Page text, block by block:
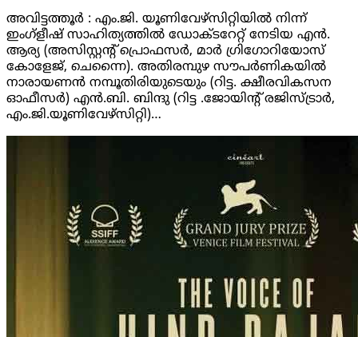
അവിട്ടത്തൂർ : എം.ജി. യൂണിവേഴ്‌സിറ്റിയിൽ നിന്ന്
ഇംഗ്ളീഷ് സാഹിത്യത്തിൽ ഡോക്ടറേറ്റ് നേടിയ എൻ.
ആര്യ (അസിസ്റ്റൻ്റ് പ്രൊഫസർ, മാർ ഗ്രിഗോറിയോസ്
കോളേജ്, ചെന്നൈ). അതിരമ്പുഴ സൗപർണികയിൽ
നാരായണൻ നമ്പൂതിരിയുടെയും (റിട്ട. ക്ഷീരവികസന
ഓഫീസർ) എൻ.ബി. ബിന്ദു (റിട്ട .ജോയിന്റ് രജിസ്ട്രാർ,
എം.ജി.യൂണിവേഴ്‌സിറ്റി)…